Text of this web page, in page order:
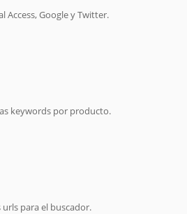
Access, Google y Twitter.
keywords por producto.
para el buscador.